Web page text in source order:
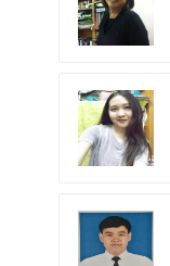
K.Yaem
K.จุ๊บ
K.วุ้นเส้น